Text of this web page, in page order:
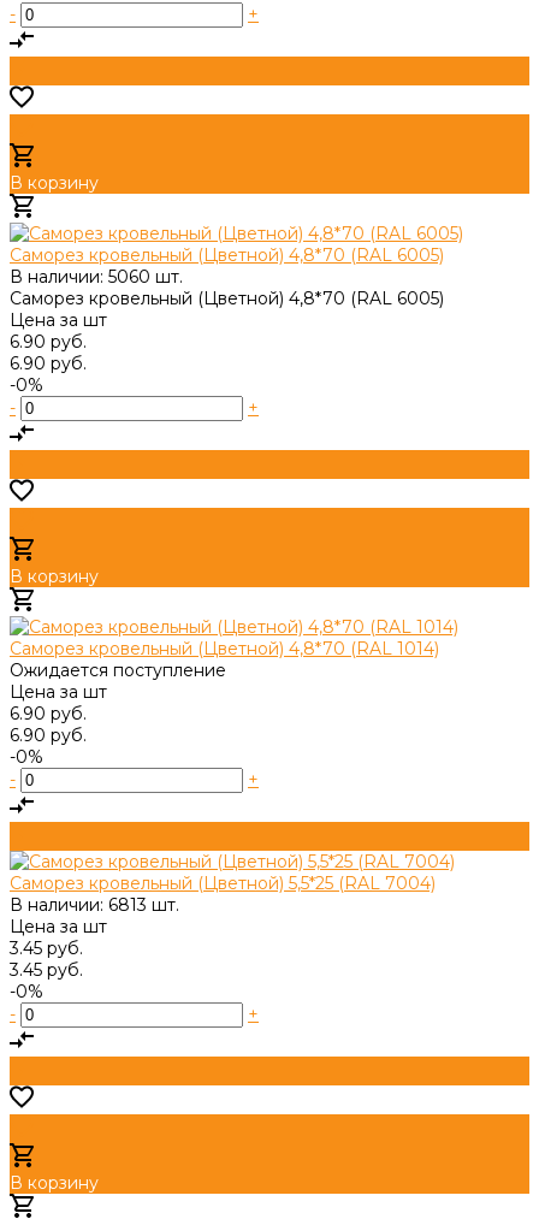
-
+
В корзину
Саморез кровельный (Цветной) 4,8*70 (RAL 6005)
В наличии: 5060 шт.
Саморез кровельный (Цветной) 4,8*70 (RAL 6005)
Цена за шт
6.90 руб.
6.90 руб.
-0%
-
+
В корзину
Саморез кровельный (Цветной) 4,8*70 (RAL 1014)
Ожидается поступление
Цена за шт
6.90 руб.
6.90 руб.
-0%
-
+
Саморез кровельный (Цветной) 5,5*25 (RAL 7004)
В наличии: 6813 шт.
Цена за шт
3.45 руб.
3.45 руб.
-0%
-
+
В корзину